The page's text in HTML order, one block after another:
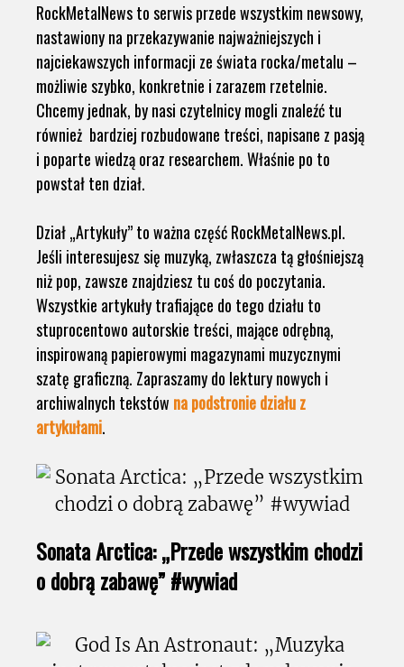
RockMetalNews to serwis przede wszystkim newsowy,
nastawiony na przekazywanie najważniejszych i
najciekawszych informacji ze świata rocka/metalu –
możliwie szybko, konkretnie i zarazem rzetelnie.
Chcemy jednak, by nasi czytelnicy mogli znaleźć tu
również bardziej rozbudowane treści, napisane z pasją
i poparte wiedzą oraz researchem. Właśnie po to
powstał ten dział.
Dział „Artykuły” to ważna część RockMetalNews.pl.
Jeśli interesujesz się muzyką, zwłaszcza tą głośniejszą
niż pop, zawsze znajdziesz tu coś do poczytania.
Wszystkie artykuły trafiające do tego działu to
stuprocentowo autorskie treści, mające odrębną,
inspirowaną papierowymi magazynami muzycznymi
szatę graficzną. Zapraszamy do lektury nowych i
archiwalnych tekstów na podstronie działu z
artykułami.
Sonata Arctica: „Przede wszystkim chodzi
o dobrą zabawę” #wywiad